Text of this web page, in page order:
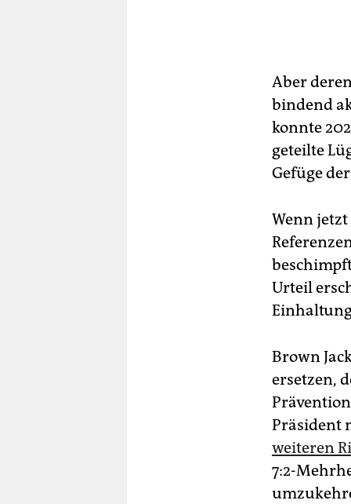
Aber
bindend
konnte
geteilte
Gefüge
Wenn
Urteil
Brown
ersetzen,
Präsident
weiteren
7:2-